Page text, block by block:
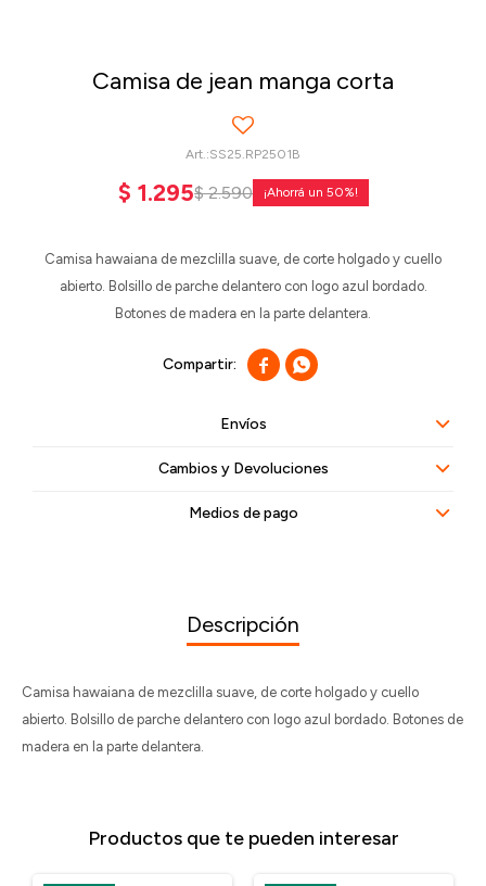
Camisa de jean manga corta
SS25.RP2501B
$ 1.295$ 2.590 50
Camisa hawaiana de mezclilla suave, de corte holgado y cuello
abierto. Bolsillo de parche delantero con logo azul bordado.
Botones de madera en la parte delantera.
 
Envíos
Cambios y Devoluciones
Medios de pago
Descripción
Camisa hawaiana de mezclilla suave, de corte holgado y cuello
abierto. Bolsillo de parche delantero con logo azul bordado. Botones de
madera en la parte delantera.
Productos que te pueden interesar